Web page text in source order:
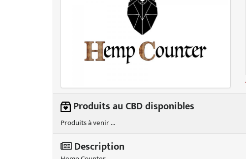
Produits au CBD disponibles
Produits à venir ...
Description